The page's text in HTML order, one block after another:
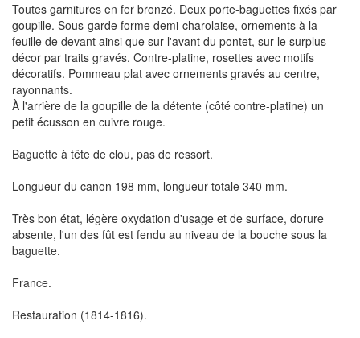
Toutes garnitures en fer bronzé. Deux porte-baguettes fixés par
goupille. Sous-garde forme demi-charolaise, ornements à la
feuille de devant ainsi que sur l'avant du pontet, sur le surplus
décor par traits gravés. Contre-platine, rosettes avec motifs
décoratifs. Pommeau plat avec ornements gravés au centre,
rayonnants.
À l'arrière de la goupille de la détente (côté contre-platine) un
petit écusson en cuivre rouge.
Baguette à tête de clou, pas de ressort.
Longueur du canon 198 mm, longueur totale 340 mm.
Très bon état, légère oxydation d'usage et de surface, dorure
absente, l'un des fût est fendu au niveau de la bouche sous la
baguette.
France.
Restauration (1814-1816).